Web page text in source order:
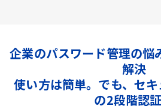
企業のパスワード管理の悩
解決
使い方は簡単。でも、セ
の2段階認証